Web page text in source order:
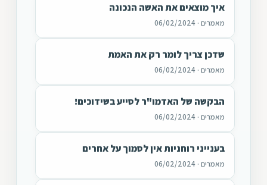
איך מוצאים את האשה הנכונה
מאמרים · 06/02/2024
שדכן צריך לומר רק את האמת
מאמרים · 06/02/2024
הבקשה של האדמו"ר לסייע בשידוכים!
מאמרים · 06/02/2024
בענייני רוחניות אין לסמוך על אחרים
מאמרים · 06/02/2024